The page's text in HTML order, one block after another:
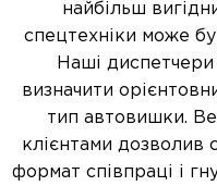
найбільш
спецтехніки може
Наші
визначити
тип автовишки.
клієнтами дозволив
формат співпраці і